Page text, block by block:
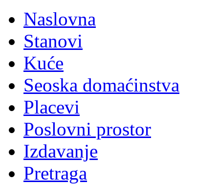
Naslovna
Stanovi
Kuće
Seoska domaćinstva
Placevi
Poslovni prostor
Izdavanje
Pretraga